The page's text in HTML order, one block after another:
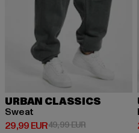
URBAN CLASSICS
Sweat
29,99 EUR
Prix courant: 29,99 EUR
49,99 EURPrix en